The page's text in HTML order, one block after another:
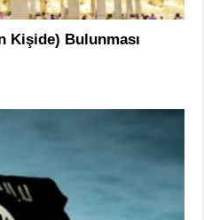
Kişide) Bulunması